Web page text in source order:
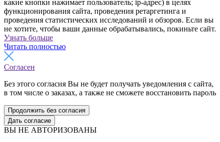
какие кнопки нажимает пользователь; ip-адрес) в целях
функционирования сайта, проведения ретаргетинга и
проведения статистических исследований и обзоров. Если вы
не хотите, чтобы ваши данные обрабатывались, покиньте сайт.
Узнать больше
Читать полностью
Согласен
Без этого согласия Вы не будет получать уведомления с сайта,
в том числе о заказах, а также не сможете восстановить пароль
Продолжить без согласия
Дать согласие
ВЫ НЕ АВТОРИЗОВАНЫ